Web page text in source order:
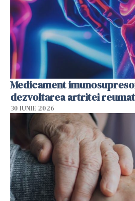
Medicament
dezvoltarea artritei
30 IUNIE 2026